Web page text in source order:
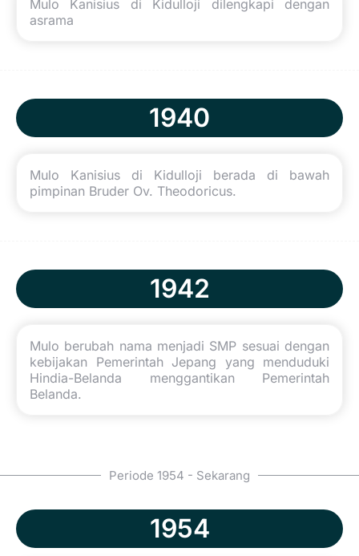
Mulo Kanisius di Kidulloji dilengkapi dengan
asrama
1940
Mulo Kanisius di Kidulloji berada di bawah
pimpinan Bruder Ov. Theodoricus.
1942
Mulo berubah nama menjadi SMP sesuai dengan
kebijakan Pemerintah Jepang yang menduduki
Hindia-Belanda menggantikan Pemerintah
Belanda.
Periode 1954 - Sekarang
1954